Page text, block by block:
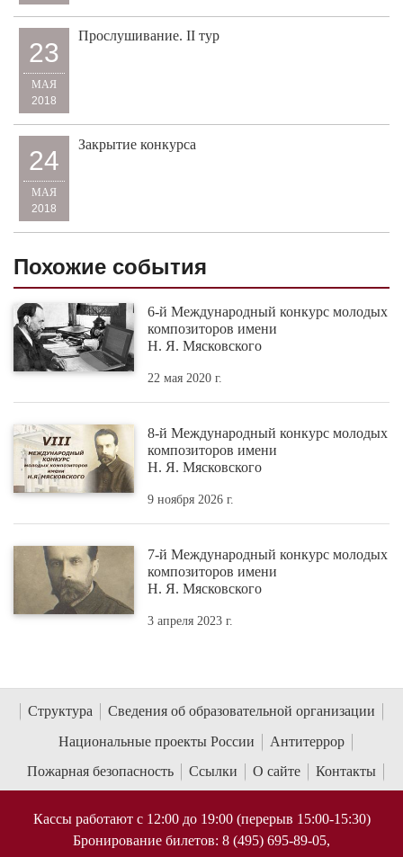
23
МАЯ
2018
Прослушивание. II тур
24
МАЯ
2018
Закрытие конкурса
Похожие события
6-й Международный конкурс молодых
композиторов имени
Н. Я. Мясковского
22 мая 2020 г.
8-й Международный конкурс молодых
композиторов имени
Н. Я. Мясковского
9 ноября 2026 г.
7-й Международный конкурс молодых
композиторов имени
Н. Я. Мясковского
3 апреля 2023 г.
Структура
Сведения об образовательной организации
Национальные проекты России
Антитеррор
Пожарная безопасность
Ссылки О сайте Контакты
Кассы работают с 12:00 до 19:00 (перерыв 15:00-15:30)
Бронирование билетов: 8 (495) 695-89-05,